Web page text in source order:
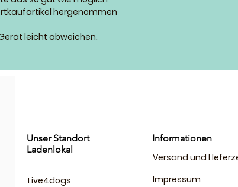
hergenommen
leicht abweichen.
Unser Standort
Ladenlokal
Live4dogs
Informationen
Versand und
Impressum